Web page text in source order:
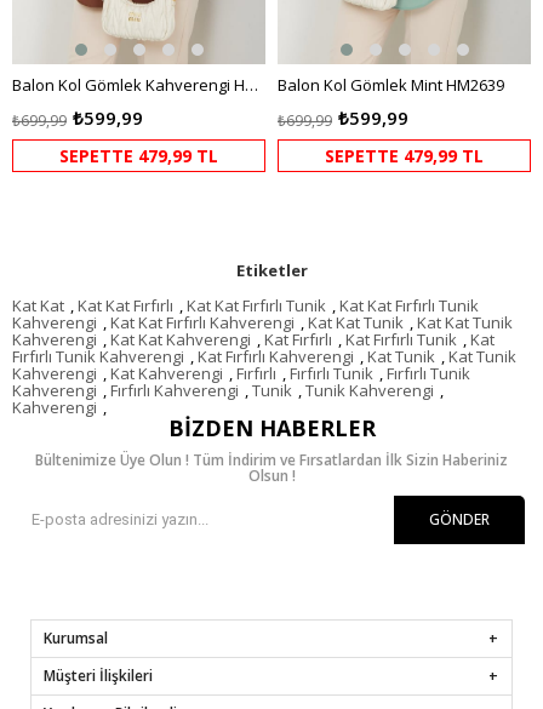
Balon Kol Gömlek Kahverengi HM2639
₺599,99
₺699,99
SEPETTE 479,99 TL
Balon Kol Gömlek Mint HM2639
₺599,99
₺699,99
SEPETTE 479,99 TL
Etiketler
Kat Kat
Kat Kat Fırfırlı Kat Kat Fırfırlı Tunik Kat Kat Fırfırlı Tunik
Kahverengi Kat Kat Fırfırlı Kahverengi Kat Kat Tunik Kat Kat Tunik
Kahverengi Kat Kat Kahverengi Kat Fırfırlı Kat Fırfırlı Tunik Kat
Fırfırlı Tunik Kahverengi Kat Fırfırlı Kahverengi Kat Tunik Kat Tunik
Kahverengi Kat Kahverengi Fırfırlı Fırfırlı Tunik Fırfırlı Tunik
Kahverengi Fırfırlı Kahverengi Tunik Tunik Kahverengi
Kahverengi
BIZDEN HABERLER
Bültenimize Üye Olun ! Tüm İndirim ve Fırsatlardan İlk Sizin Haberiniz
Olsun !
GÖNDER
Kurumsal
Müşteri İlişkileri